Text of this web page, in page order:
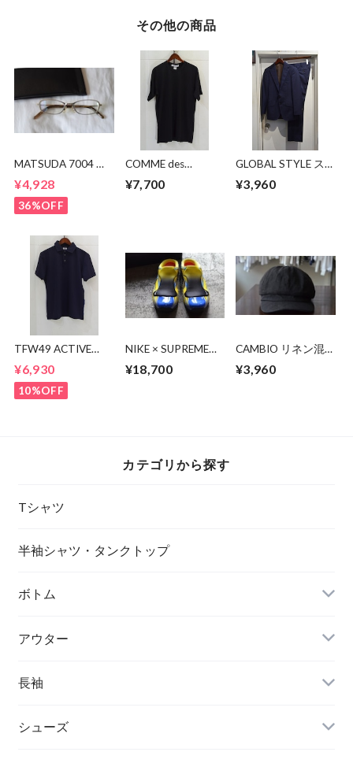
その他の商品
MATSUDA 7004 眼
¥4,928
36%OFF
COMME des
シャツ
¥7,700
GLOBAL STYLE ス
¥3,960
TFW49 ACTIVE
¥6,930
10%OFF
NIKE × SUPREME
¥18,700
CAMBIO リネン混
¥3,960
カテゴリから探す
Tシャツ
半袖シャツ・タンクトップ
ボトム
アウター
長袖
シューズ